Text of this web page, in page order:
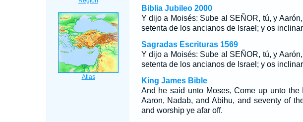
Biblia Jubileo 2000
Y dijo a Moisés: Sube al SEÑOR, tú, y
setenta de los ancianos de Israel; y os
Sagradas Escrituras 1569
Y dijo a Moisés: Sube al SEÑOR, tú, y
setenta de los ancianos de Israel; y os
King James Bible
And he said unto Moses, Come up unto the
Aaron, Nadab, and Abihu, and seventy of
and worship ye afar off.